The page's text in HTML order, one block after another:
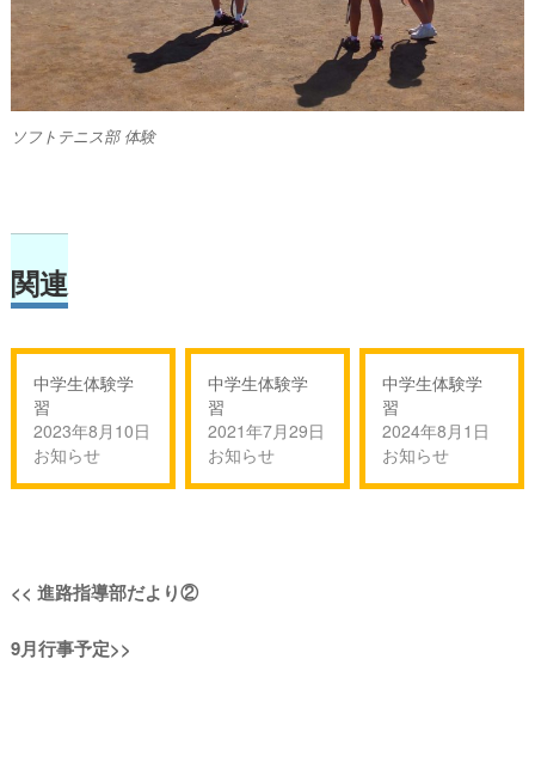
ソフトテニス部 体験
関連
中学生体験学
習
2023年8月10日
お知らせ
中学生体験学
習
2021年7月29日
お知らせ
中学生体験学
習
2024年8月1日
お知らせ
投
稿
<< 過
の
進路指導部だより②
次
9月行事予定>>